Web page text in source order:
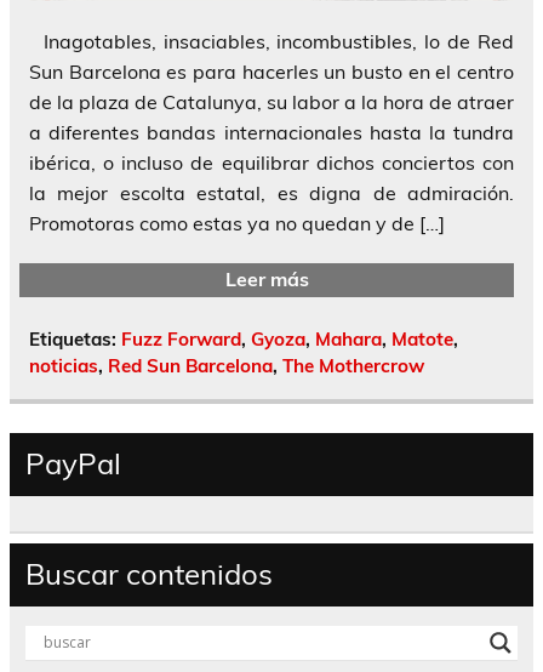
Inagotables, insaciables, incombustibles, lo de Red
Sun Barcelona es para hacerles un busto en el centro
de la plaza de Catalunya, su labor a la hora de atraer
a diferentes bandas internacionales hasta la tundra
ibérica, o incluso de equilibrar dichos conciertos con
la mejor escolta estatal, es digna de admiración.
Promotoras como estas ya no quedan y de […]
Leer más
Etiquetas: Fuzz Forward, Gyoza, Mahara, Matote,
noticias, Red Sun Barcelona, The Mothercrow
PayPal
Buscar contenidos